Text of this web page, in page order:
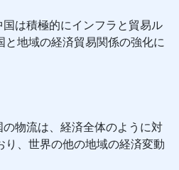
は積極的にインフラと貿易ル
地域の経済貿易関係の強化に
物流は、経済全体のように対
、世界の他の地域の経済変動